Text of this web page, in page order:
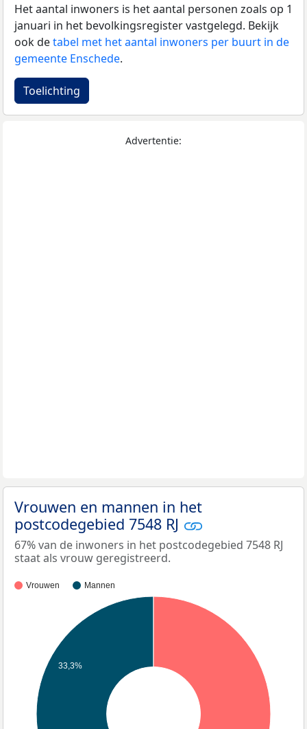
Het aantal inwoners is het aantal personen zoals op 1
januari in het bevolkingsregister vastgelegd. Bekijk
ook detabel met het aantal inwoners per buurt in de
gemeente Enschede.
Toelichting
Advertentie:
Vrouwen en mannen in het
postcodegebied 7548 RJ
67% van de inwoners in het postcodegebied 7548 RJ
staat als vrouw geregistreerd.
Vrouwen Mannen
33,3%